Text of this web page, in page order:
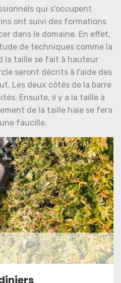
qui s'occupent
ont suivi des formations
dans le domaine. En effet,
de techniques comme la
la taille se fait à hauteur
seront décrits à l'aide des
Les deux côtés de la barre
Ensuite, il y a la taille à
de la taille haie se fera
faucille.